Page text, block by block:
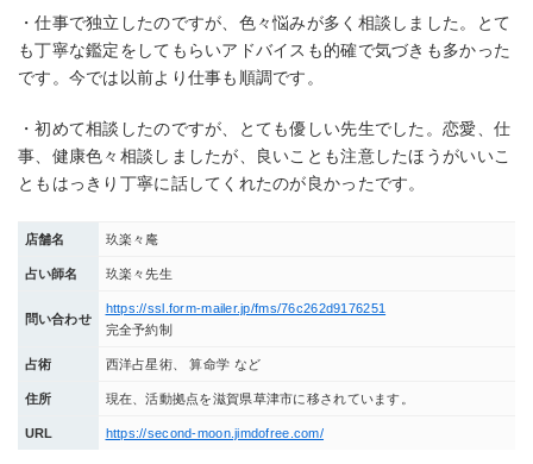
・仕事で独立したのですが、色々悩みが多く相談しました。とて
も丁寧な鑑定をしてもらいアドバイスも的確で気づきも多かった
です。今では以前より仕事も順調です。
・初めて相談したのですが、とても優しい先生でした。恋愛、仕
事、健康色々相談しましたが、良いことも注意したほうがいいこ
ともはっきり丁寧に話してくれたのが良かったです。
店舗名 玖楽々庵
占い師名 玖楽々先生
問い合わせ
https://ssl.form-mailer.jp/fms/76c262d9176251
完全予約制
占術 西洋占星術、 算命学 など
住所 現在、活動拠点を滋賀県草津市に移されています。
URL https://second-moon.jimdofree.com/